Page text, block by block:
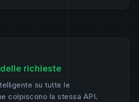
richieste
su tutte le
colpiscono la stessa API.